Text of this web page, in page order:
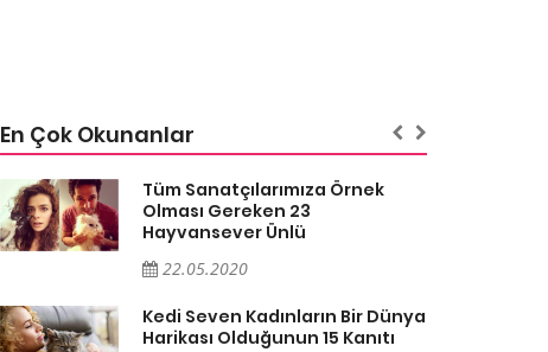
En Çok Okunanlar
Tüm Sanatçılarımıza Örnek
Olması Gereken 23
Hayvansever Ünlü
22.05.2020
Kedi Seven Kadınların Bir Dünya
Harikası Olduğunun 15 Kanıtı